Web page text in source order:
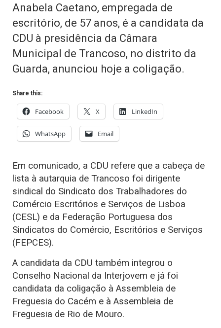
Anabela Caetano, empregada de
escritório, de 57 anos, é a candidata da
CDU à presidência da Câmara
Municipal de Trancoso, no distrito da
Guarda, anunciou hoje a coligação.
Share this:
Facebook X LinkedIn
WhatsApp Email
Em comunicado, a CDU refere que a cabeça de
lista à autarquia de Trancoso foi dirigente
sindical do Sindicato dos Trabalhadores do
Comércio Escritórios e Serviços de Lisboa
(CESL) e da Federação Portuguesa dos
Sindicatos do Comércio, Escritórios e Serviços
(FEPCES).
A candidata da CDU também integrou o
Conselho Nacional da Interjovem e já foi
candidata da coligação à Assembleia de
Freguesia do Cacém e à Assembleia de
Freguesia de Rio de Mouro.